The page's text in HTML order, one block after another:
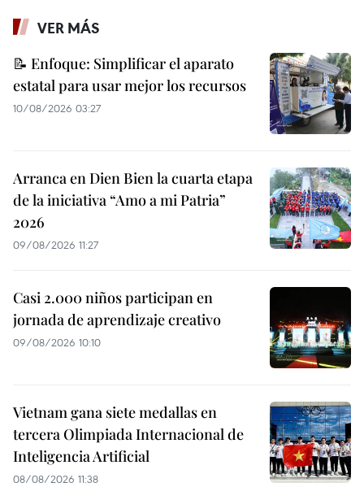
VER MÁS
📝 Enfoque: Simplificar el aparato
estatal para usar mejor los recursos
10/08/2026 03:27
Arranca en Dien Bien la cuarta etapa
de la iniciativa “Amo a mi Patria”
2026
09/08/2026 11:27
Casi 2.000 niños participan en
jornada de aprendizaje creativo
09/08/2026 10:10
Vietnam gana siete medallas en
tercera Olimpiada Internacional de
Inteligencia Artificial
08/08/2026 11:38